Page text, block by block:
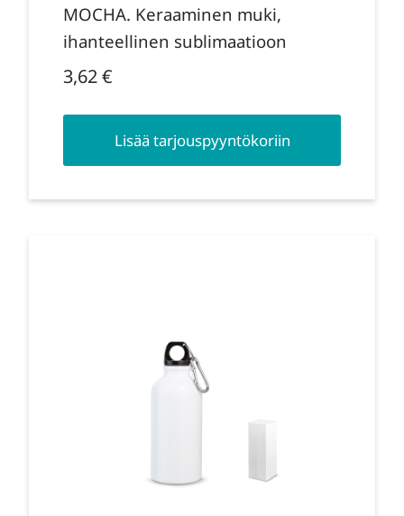
MOCHA. Keraaminen muki,
ihanteellinen sublimaatioon
3,62€
Lisää tarjouspyyntökoriin